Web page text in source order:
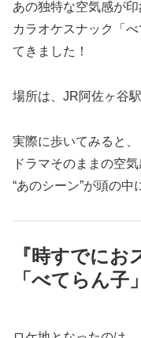
あの独特な空気感が印
カラオケスナック「
てきました！
場所は、JR阿佐ヶ谷
実際に歩いてみると、
ドラマそのままの空気
“あのシーン”が頭の
『時すでにお
「べてらん子